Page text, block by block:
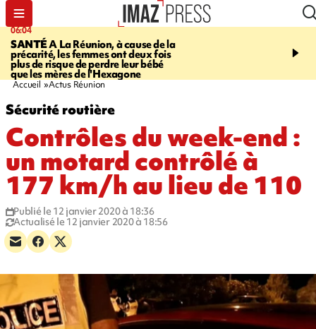
06:04
SANTÉA La Réunion, à cause de la
précarité, les femmes ont deux fois
plus de risque de perdre leur bébé
que les mères de l'Hexagone
07:23
route du Littoral
Accueil Actus Réunion
Sécurité routière
Contrôles du week-end :
un motard contrôlé à
177 km/h au lieu de 110
Publié le 12 janvier 2020 à 18:36
Actualisé le 12 janvier 2020 à 18:56